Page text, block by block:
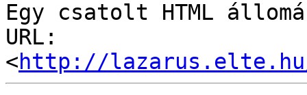
Egy csatolt HTML
URL:
<http://lazarus.elte.hu/